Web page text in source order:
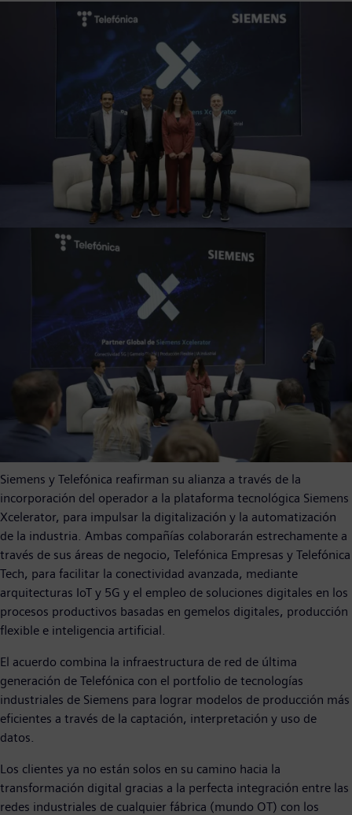
Siemens y Telefónica reafirman su alianza a través de la
incorporación del operador a la plataforma tecnológica Siemens
Xcelerator, para impulsar la digitalización y la automatización
de la industria. Ambas compañías colaborarán estrechamente a
través de sus áreas de negocio, Telefónica Empresas y Telefónica
Tech, para facilitar la conectividad avanzada, mediante
arquitecturas IoT y 5G y el empleo de soluciones digitales en los
procesos productivos basadas en gemelos digitales, producción
flexible e inteligencia artificial.
El acuerdo combina la infraestructura de red de última
generación de Telefónica con el portfolio de tecnologías
industriales de Siemens para lograr modelos de producción más
eficientes a través de la captación, interpretación y uso de
datos.
Los clientes ya no están solos en su camino hacia la
transformación digital gracias a la perfecta integración entre las
redes industriales de cualquier fábrica (mundo OT) con los